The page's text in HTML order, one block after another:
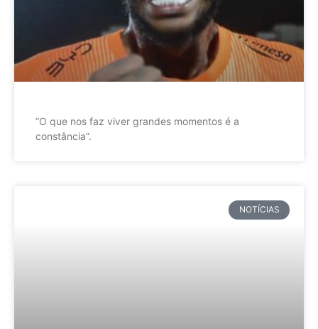
”O que nos faz viver grandes momentos é a
constância”.
NOTÍCIAS